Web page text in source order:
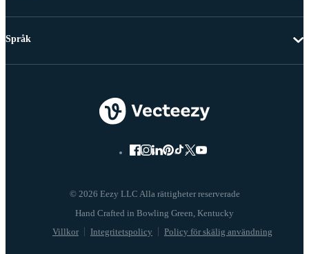
© 2026 Eezy LLC Alla rättigheter reserverade
Villkor Integritetspolicy Policy för skälig användning
Språk